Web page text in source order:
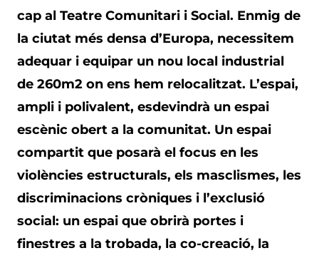
cap al Teatre Comunitari i Social. Enmig de
la ciutat més densa d’Europa, necessitem
adequar i equipar un nou local industrial
de 260m2 on ens hem relocalitzat. L’espai,
ampli i polivalent, esdevindrà un espai
escènic obert a la comunitat. Un espai
compartit que posarà el focus en les
violències estructurals, els masclismes, les
discriminacions cròniques i l’exclusió
social: un espai que obrirà portes i
finestres a la trobada, la co-creació, la